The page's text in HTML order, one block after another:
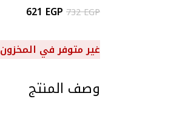
732EGP
621 EGP
غير متوفر في المخزون
وصف المنتج